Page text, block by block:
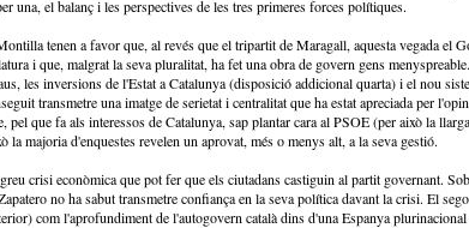
una, el balanç i les perspectives de les tres primeres forces polítiques.
tenen a favor que, al revés que el tripartit de Maragall, aquesta vegada el
i que, malgrat la seva pluralitat, ha fet una obra de govern gens
les inversions de l'Estat a Catalunya (disposició addicional quarta) i el nou
transmetre una imatge de serietat i centralitat que ha estat apreciada per
que fa als interessos de Catalunya, sap plantar cara al PSOE (per això la llarga
majoria d'enquestes revelen un aprovat, més o menys alt, a la seva gestió.
crisi econòmica que pot fer que els ciutadans castiguin al partit governant.
no ha sabut transmetre confiança en la seva política davant la crisi. El
com l'aprofundiment de l'autogovern català dins d'una Espanya plurinacional